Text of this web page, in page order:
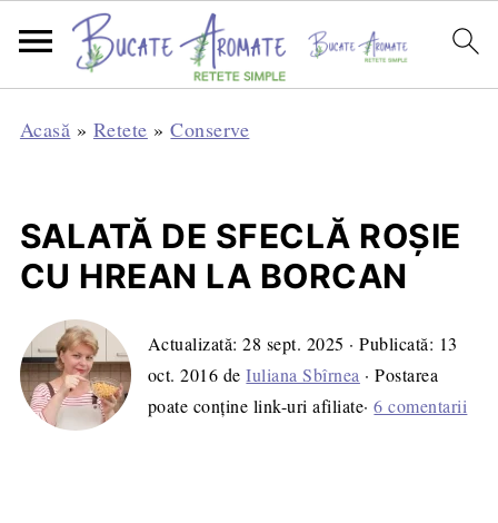
Acasă » Retete »Conserve
SALATĂ DE SFECLĂ ROŞIE
CU HREAN LA BORCAN
Actualizată:28 sept. 2025 · Publicată: 13
oct. 2016 deIuliana Sbîrnea · Postarea
poate conține link-uri afiliate·6 comentarii